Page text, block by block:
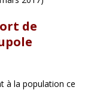
de
à la population ce